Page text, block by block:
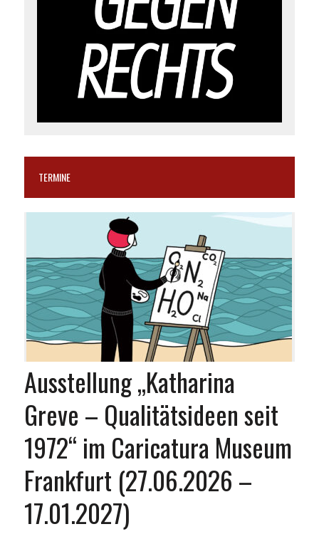
TERMINE
Ausstellung „Katharina
Greve – Qualitätsideen seit
1972“ im Caricatura Museum
Frankfurt (27.06.2026 –
17.01.2027)